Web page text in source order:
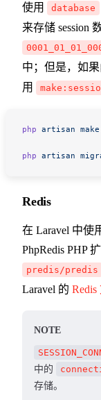
使用 database
来存储 session
中；但是，如
用
php artisan
php artisan
Redis
在 Laravel 中使
PhpRedis PHP
predis/predis
Laravel 的 Redis
NOTE
中的
存储。